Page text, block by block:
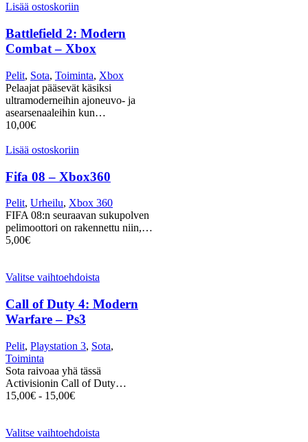
Lisää ostoskoriin
Battlefield 2: Modern
Combat – Xbox
Pelit, Sota, Toiminta, Xbox
Pelaajat pääsevät käsiksi
ultramoderneihin ajoneuvo- ja
asearsenaaleihin kun…
10,00€
Lisää ostoskoriin
Fifa 08 – Xbox360
Pelit, Urheilu, Xbox 360
FIFA 08:n seuraavan sukupolven
pelimoottori on rakennettu niin,…
5,00€
Valitse vaihtoehdoista
Call of Duty 4: Modern
Warfare – Ps3
Pelit, Playstation 3, Sota,
Toiminta
Sota raivoaa yhä tässä
Activisionin Call of Duty…
15,00€ - 15,00€
Valitse vaihtoehdoista